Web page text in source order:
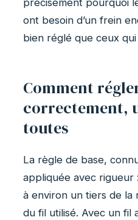
précisément pourquoi
ont besoin d’un frein
bien réglé que ceux
Comment
correctement,
toutes
La règle de base,
appliquée avec
à environ un tiers de la
du fil utilisé. Avec un fil